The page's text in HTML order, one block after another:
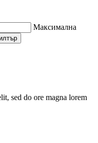
Максимална
sed do ore magna lorem